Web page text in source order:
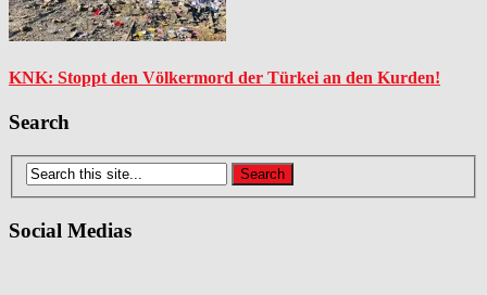
KNK: Stoppt den Völkermord der Türkei an den Kurden!
Search
Social Medias